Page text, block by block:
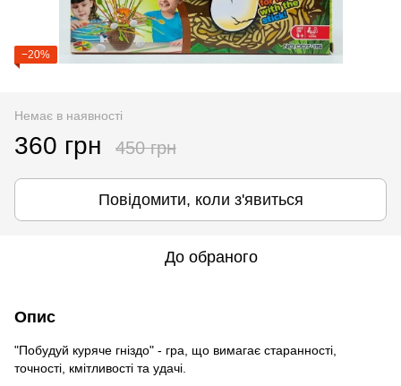
−20%
Немає в наявності
360 грн 450 грн
Повідомити, коли з'явиться
До обраного
Опис
"Побудуй куряче гніздо" - гра, що вимагає старанності,
точності, кмітливості та удачі.